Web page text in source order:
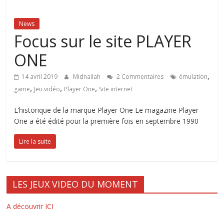
News
Focus sur le site PLAYER
ONE
14 avril 2019 Midnailah 2 Commentaires émulation,
game, Jeu vidéo, Player One, Site internet
L’historique de la marque Player One Le magazine Player
One a été édité pour la première fois en septembre 1990
Lire la suite
LES JEUX VIDEO DU MOMENT
A découvrir ICI